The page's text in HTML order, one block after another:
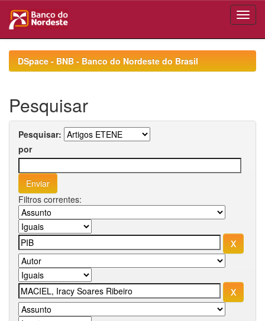
navigationDSpace - BNB - Banco do Nordeste do Brasil
Pesquisar
Pesquisar:
por
Filtros correntes: